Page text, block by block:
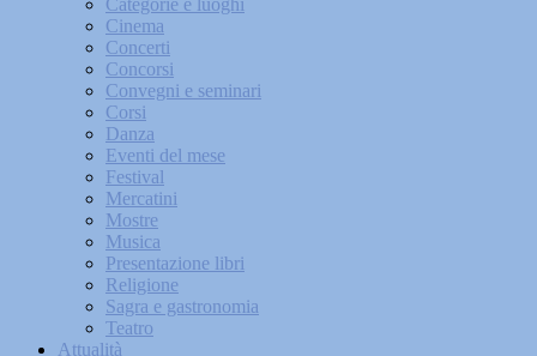
Categorie e luoghi
Cinema
Concerti
Concorsi
Convegni e seminari
Corsi
Danza
Eventi del mese
Festival
Mercatini
Mostre
Musica
Presentazione libri
Religione
Sagra e gastronomia
Teatro
Attualità